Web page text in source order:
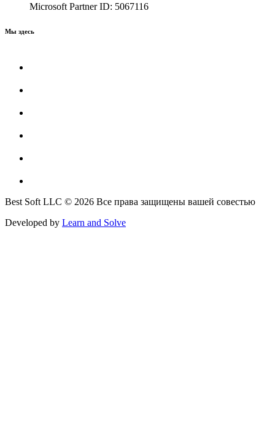
Microsoft Partner ID: 5067116
Мы здесь
Best Soft LLC © 2026 Все права защищены вашей совестью
Developed by Learn and Solve